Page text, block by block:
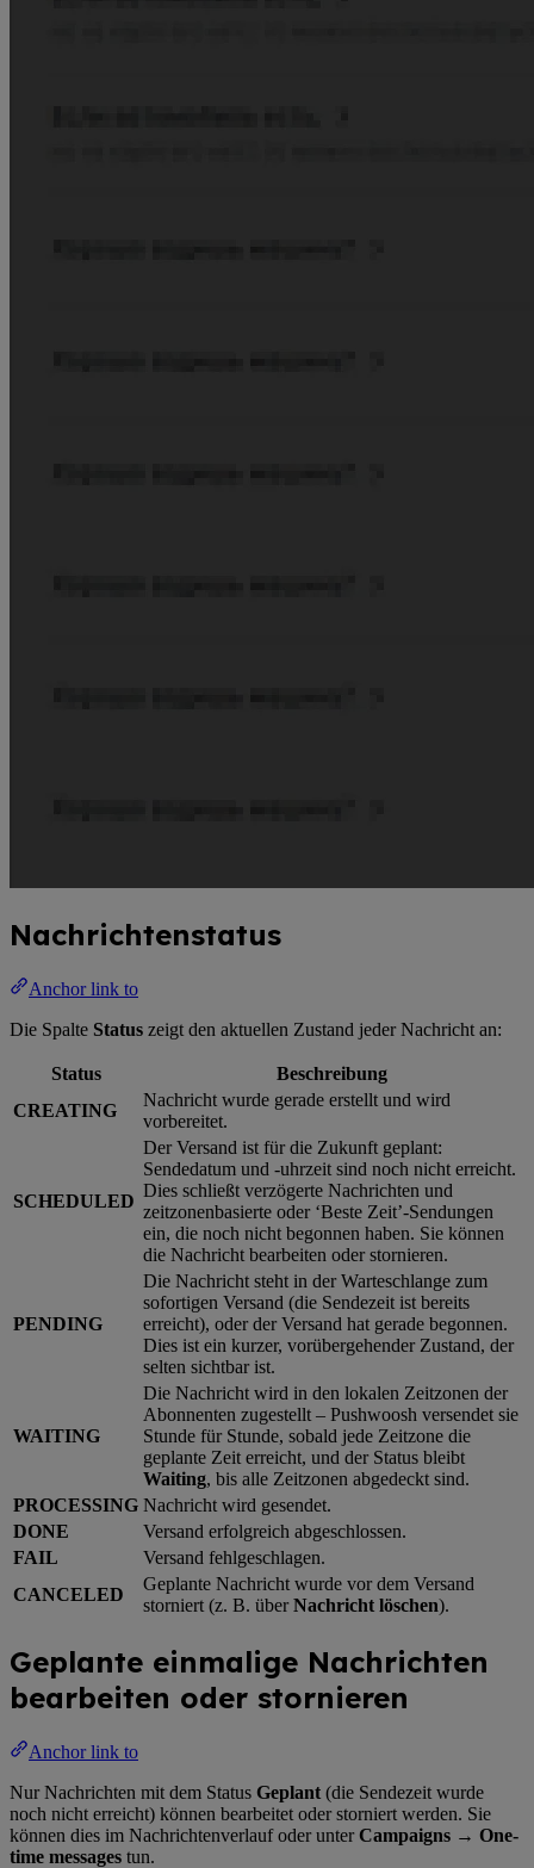
Nachrichtenstatus
Anchor link to
Die Spalte Status zeigt den aktuellen Zustand jeder Nachricht an:
Status
Beschreibung
CREATING
Nachricht wurde gerade erstellt und wird
vorbereitet.
SCHEDULED
Der Versand ist für die Zukunft geplant:
Sendedatum und -uhrzeit sind noch nicht erreicht.
Dies schließt verzögerte Nachrichten und
zeitzonenbasierte oder ‘Beste Zeit’-Sendungen
ein, die noch nicht begonnen haben. Sie können
die Nachricht bearbeiten oder stornieren.
PENDING
Die Nachricht steht in der Warteschlange zum
sofortigen Versand (die Sendezeit ist bereits
erreicht), oder der Versand hat gerade begonnen.
Dies ist ein kurzer, vorübergehender Zustand, der
selten sichtbar ist.
WAITING
Die Nachricht wird in den lokalen Zeitzonen der
Abonnenten zugestellt – Pushwoosh versendet sie
Stunde für Stunde, sobald jede Zeitzone die
geplante Zeit erreicht, und der Status bleibt
Waiting, bis alle Zeitzonen abgedeckt sind.
PROCESSING Nachricht wird gesendet.
DONE
Versand erfolgreich abgeschlossen.
FAIL
Versand fehlgeschlagen.
CANCELED
Geplante Nachricht wurde vor dem Versand
storniert (z. B. überNachricht löschen).
Geplante einmalige Nachrichten
bearbeiten oder stornieren
Anchor link to
Nur Nachrichten mit dem Status Geplant (die Sendezeit wurde
noch nicht erreicht) können bearbeitet oder storniert werden. Sie
können dies im Nachrichtenverlauf oder unterCampaigns → One-
time messages tun.